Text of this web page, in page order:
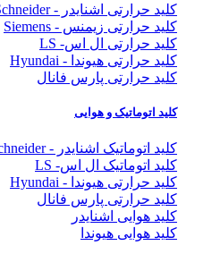
کلید حرارتی اشنایدر - Schneider
کلید حرارتی زیمنس - Siemens
کلید حرارتی ال اس- LS
کلید حرارتی هیوندا - Hyundai
کلید حرارتی پارس فانال
کلید اتوماتیک و هوایی
کلید اتوماتیک اشنایدر - Schneider
کلید اتوماتیک ال اس- LS
کلید حرارتی هیوندا - Hyundai
کلید حرارتی پارس فانال
کلید هوایی اشنایدر
کلید هوایی هیوندا